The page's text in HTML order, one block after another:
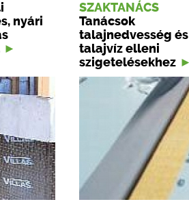
nyári
SZAKTANÁCS
Tanácsok
talajnedvesség és
talajvíz elleni
szigetelésekhez